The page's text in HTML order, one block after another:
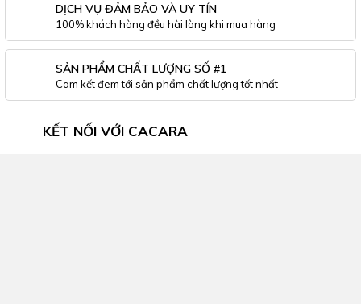
DỊCH VỤ ĐẢM BẢO VÀ UY TÍN
100% khách hàng đều hài lòng khi mua hàng
SẢN PHẨM CHẤT LƯỢNG SỐ #1
Cam kết đem tới sản phẩm chất lượng tốt nhất
KẾT NỐI VỚI CACARA